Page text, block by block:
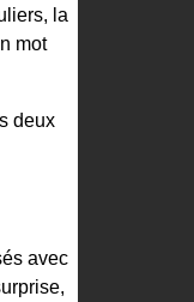
la
mot
deux
avec